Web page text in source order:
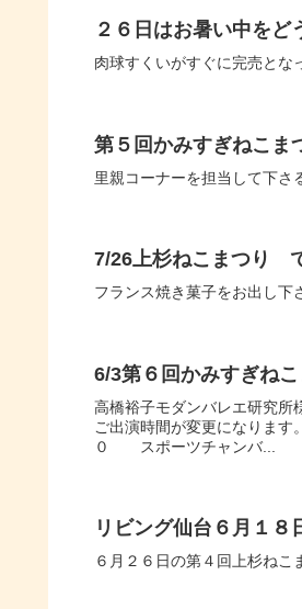
２６日はお暑い中をど
肉球すくいがすぐに完売とな
第５回かみすぎねこま
里親コーナーを担当して下さ
7/26上杉ねこまつり
フランス焼き菓子をお出し下
6/3第６回かみすぎねこ
高橋裕子モダンバレエ研究所
ご出演時間が変更になりま
０ スポーツチャンバ...
リビング仙台６月１８
６月２６日の第４回上杉ね